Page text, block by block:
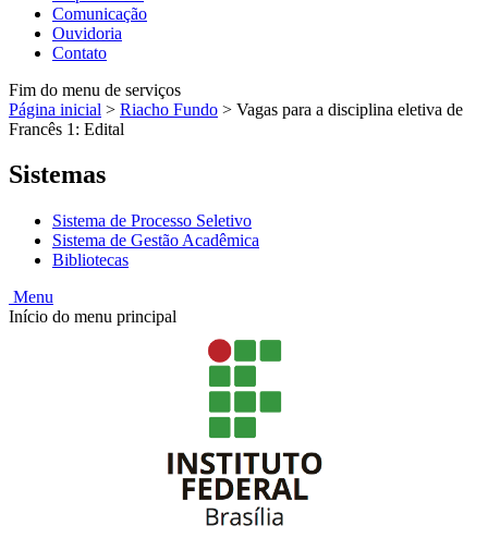
Comunicação
Ouvidoria
Contato
Fim do menu de serviços
Página inicial > Riacho Fundo > Vagas para a disciplina eletiva de
Francês 1: Edital
Sistemas
Sistema de Processo Seletivo
Sistema de Gestão Acadêmica
Bibliotecas
Menu
Início do menu principal